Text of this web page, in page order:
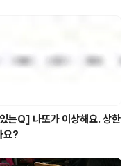
는Q] 나또가 이상해요. 상한
요?